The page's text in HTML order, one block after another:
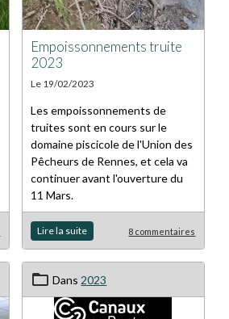
Empoissonnements truite
2023
Le 19/02/2023
Les empoissonnements de
truites sont en cours sur le
domaine piscicole de l'Union des
Pêcheurs de Rennes, et cela va
continuer avant l'ouverture du
11 Mars.
Lire la suite 8 commentaires
Dans 2023